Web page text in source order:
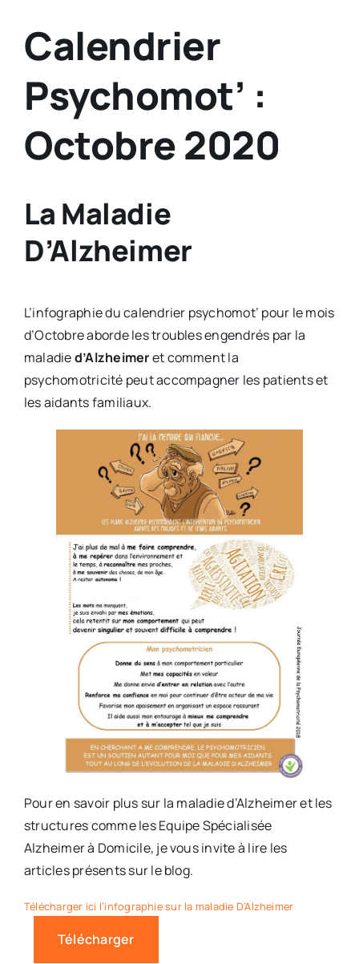
Calendrier
Psychomot’ :
Octobre 2020
La Maladie
D’Alzheimer
L’infographie du calendrier psychomot’ pour le mois
d’Octobre aborde les troubles engendrés par la
maladied’Alzheimeret comment la
psychomotricité peut accompagner les patients et
les aidants familiaux.
Pour en savoir plus sur la maladie d’Alzheimer et les
structures comme les Equipe Spécialisée
Alzheimer à Domicile, je vous invite à lire les
articles présents sur le blog.
Télécharger ici l’infographie sur la maladie D’Alzheimer
Télécharger